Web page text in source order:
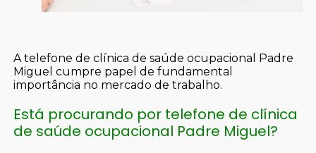
A telefone de clínica de saúde ocupacional Padre
Miguel cumpre papel de fundamental
importância no mercado de trabalho.
Está procurando por telefone de clínica
de saúde ocupacional Padre Miguel?